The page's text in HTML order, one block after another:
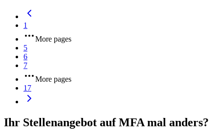
1
More pages
5
6
7
More pages
17
Ihr Stellenangebot auf MFA mal anders?